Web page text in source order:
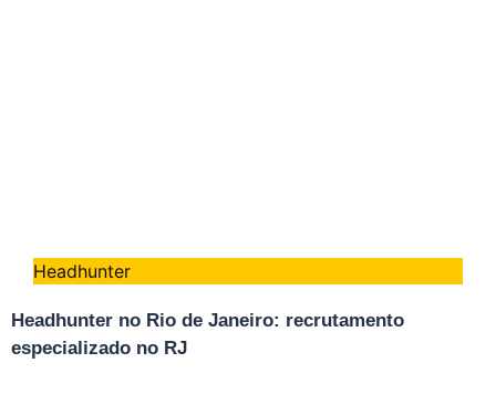
Headhunter
Headhunter no Rio de Janeiro: recrutamento
especializado no RJ